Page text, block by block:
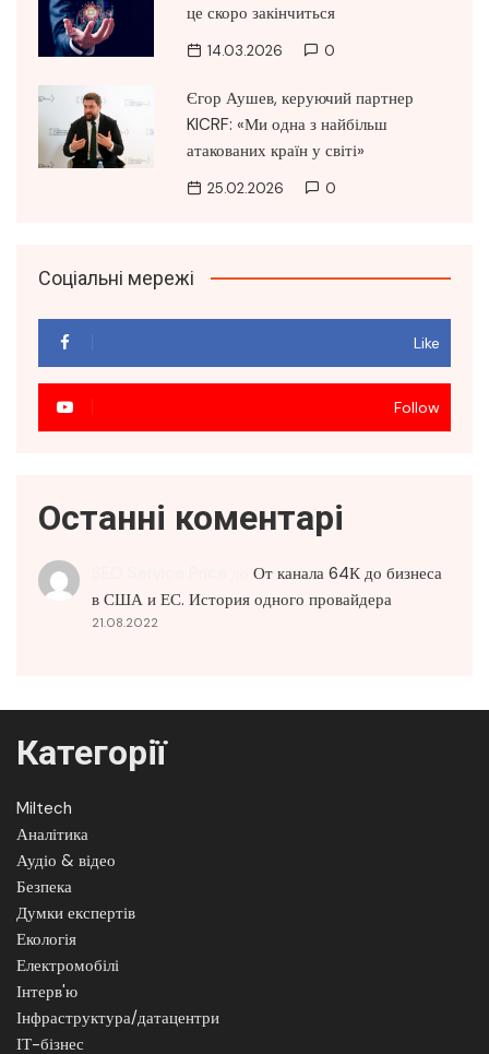
це скоро закінчиться
14.03.2026 0
Єгор Аушев, керуючий партнер
KICRF: «Ми одна з найбільш
атакованих країн у світі»
25.02.2026 0
Соціальні мережі
Like
Follow
Останні коментарі
От канала 64К до бизнеса
в США и ЕС. История одного провайдера
21.08.2022
Категорії
Miltech
Аналітика
Аудіо & відео
Безпека
Думки експертів
Екологія
Електромобілі
Інтерв'ю
Інфраструктура/датацентри
ІТ-бізнес